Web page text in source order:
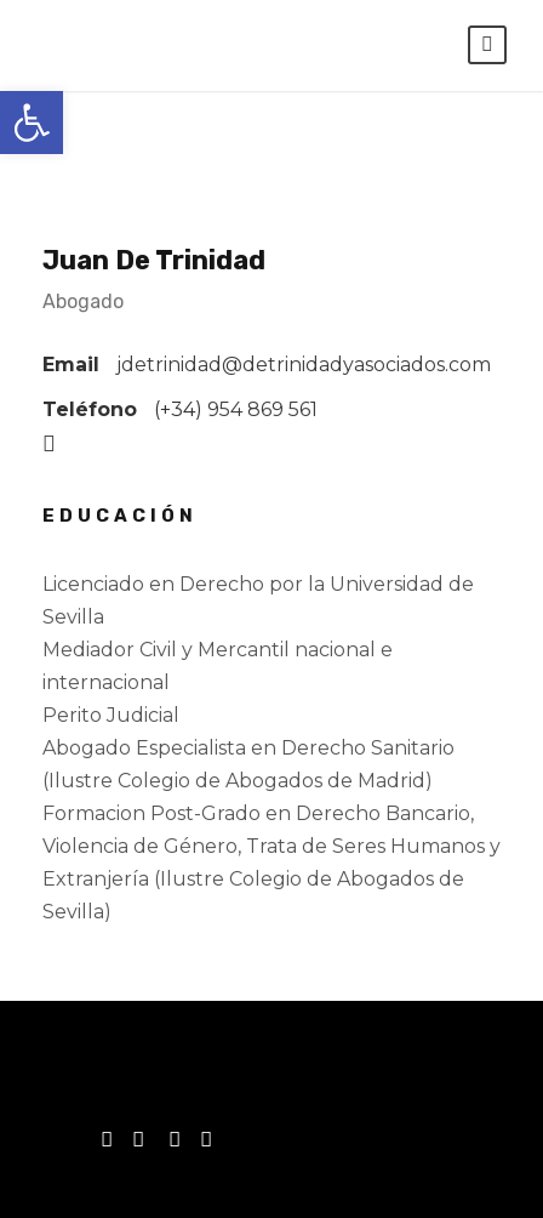
Abrir barra de herramientas
Juan De Trinidad
Abogado
Email
jdetrinidad@detrinidadyasociados.com
Teléfono
(+34) 954 869 561
EDUCACIÓN
Licenciado en Derecho por la Universidad de
Sevilla
Mediador Civil y Mercantil nacional e
internacional
Perito Judicial
Abogado Especialista en Derecho Sanitario
(Ilustre Colegio de Abogados de Madrid)
Formacion Post-Grado en Derecho Bancario,
Violencia de Género, Trata de Seres Humanos y
Extranjería (Ilustre Colegio de Abogados de
Sevilla)